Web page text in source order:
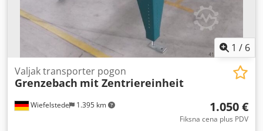
1 / 6
Wiefelstede 1.395 km
Valjak transporter pogon
Grenzebach mit Zentriereinheit
1.050 €
Fiksna cena plus PDV